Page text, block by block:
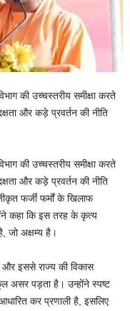
की उच्चस्तरीय समीक्षा करते
और कड़े प्रवर्तन की नीति
की उच्चस्तरीय समीक्षा करते
और कड़े प्रवर्तन की नीति
फर्जी फर्मों के खिलाफ
कहा कि इस तरह के कृत्य
जो अक्षम्य है।
और इससे राज्य की विकास
असर पड़ता है। उन्होंने स्पष्ट
कर प्रणाली है, इसलिए